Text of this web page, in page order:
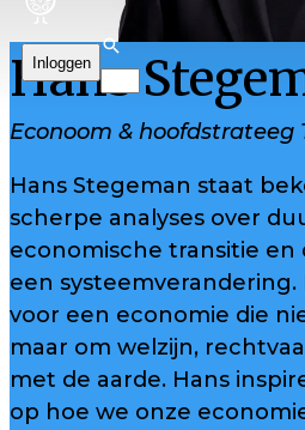
Inloggen
Hans
Econoom & hoofdstrateeg
Hans Stegeman staat
scherpe analyses over
economische transitie en
een
voor een economie die
maar om welzijn,
met de aarde. Hans
op hoe we onze